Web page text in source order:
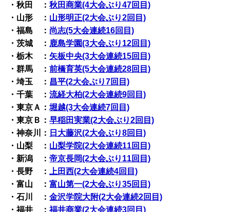
・秋田 ：秋田商業(4大会ぶり47回目)
・山形 ： 山形明正(2大会ぶり2回目)
・福島 ： 尚志(5大会連続16回目)
・茨城 ： 鹿島学園(3大会ぶり12回目)
・栃木 ： 矢板中央(3大会連続15回目)
・群馬 ：前橋育英(5大会連続28回目)
・埼玉 ： 昌平(2大会ぶり7回目)
・千葉 ：流経大柏(2大会連続9回目)
・東京Ａ：堀越(3大会連続7回目)
・東京Ｂ：早稲田実業(2大会ぶり2回目)
・神奈川： 日大藤沢(2大会ぶり8回目)
・山梨 ： 山梨学院(2大会連続11回目)
・新潟 ：帝京長岡(2大会ぶり11回目)
・長野 ：
上田西(2大会連続4回目)
・富山 ：富山第一(2大会ぶり35回目)
・石川 ：金沢学院大附(2大会連続2回目)
・福井 ：福井商業(2大会連続3回目)